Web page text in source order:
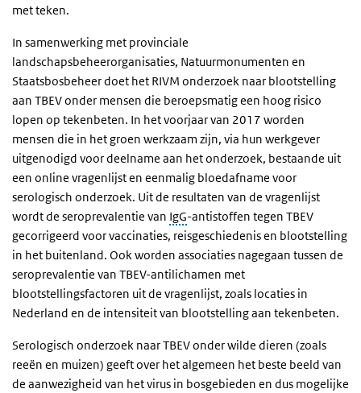
met teken.
In samenwerking met provinciale
landschapsbeheerorganisaties, Natuurmonumenten en
Staatsbosbeheer doet het RIVM onderzoek naar blootstelling
aan TBEV onder mensen die beroepsmatig een hoog risico
lopen op tekenbeten. In het voorjaar van 2017 worden
mensen die in het groen werkzaam zijn, via hun werkgever
uitgenodigd voor deelname aan het onderzoek, bestaande uit
een online vragenlijst en eenmalig bloedafname voor
serologisch onderzoek. Uit de resultaten van de vragenlijst
wordt de seroprevalentie van IgG-antistoffen tegen TBEV
gecorrigeerd voor vaccinaties, reisgeschiedenis en blootstelling
in het buitenland. Ook worden associaties nagegaan tussen de
seroprevalentie van TBEV-antilichamen met
blootstellingsfactoren uit de vragenlijst, zoals locaties in
Nederland en de intensiteit van blootstelling aan tekenbeten.
Serologisch onderzoek naar TBEV onder wilde dieren (zoals
reeën en muizen) geeft over het algemeen het beste beeld van
de aanwezigheid van het virus in bosgebieden en dus mogelijke